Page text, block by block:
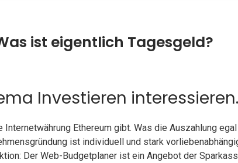
ist eigentlich Tagesgeld?
Investieren interessieren.
Ethereum gibt. Was die Auszahlung
ist individuell und stark
Der Web-Budgetplaner ist ein Angebot der